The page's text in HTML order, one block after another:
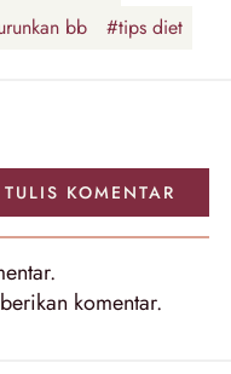
bb #tips diet
TULIS KOMENTAR
.
komentar.